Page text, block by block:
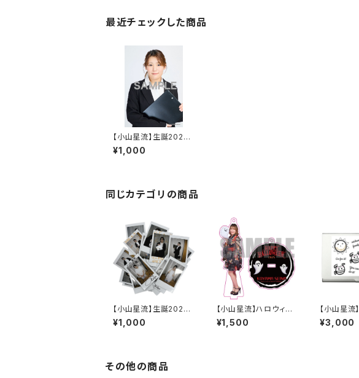
最近チェックした商品
【小山星流】生誕2026
2Lポートレート
¥1,000
同じカテゴリの商品
【小山星流】生誕2026
ランダムチェキ
¥1,000
【小山星流】ハロウィン2
025 アクリルスタンドキ
ーホルダー
¥1,500
【小山星流
アルミ名刺
¥3,000
その他の商品